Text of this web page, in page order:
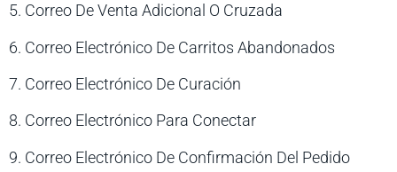
5. Correo De Venta Adicional O Cruzada
6. Correo Electrónico De Carritos Abandonados
7. Correo Electrónico De Curación
8. Correo Electrónico Para Conectar
9. Correo Electrónico De Confirmación Del Pedido